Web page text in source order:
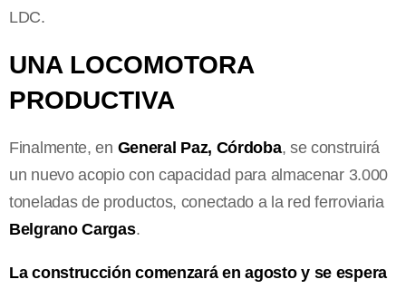
LDC.
UNA LOCOMOTORA
PRODUCTIVA
Finalmente, en General Paz, Córdoba, se construirá
un nuevo acopio con capacidad para almacenar 3.000
toneladas de productos, conectado a la red ferroviaria
Belgrano Cargas.
La construcción comenzará en agosto y se espera